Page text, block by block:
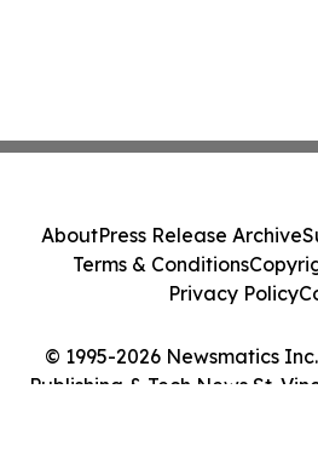
© 1995-2026 Newsmatics
Publishing & Tech News St.
AboutPress Release Archive
Terms & Conditions
Privacy Policy